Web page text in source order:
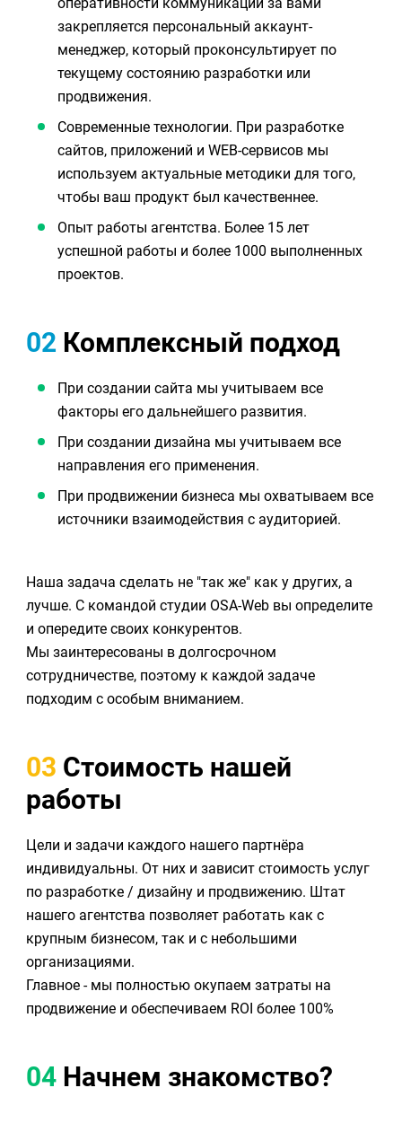
оперативности коммуникации за вами
закрепляется персональный аккаунт-
менеджер, который проконсультирует по
текущему состоянию разработки или
продвижения.
Современные технологии. При разработке
сайтов, приложений и WEB-сервисов мы
используем актуальные методики для того,
чтобы ваш продукт был качественнее.
Опыт работы агентства. Более 15 лет
успешной работы и более 1000 выполненных
проектов.
02 Комплексный подход
При создании сайта мы учитываем все
факторы его дальнейшего развития.
При создании дизайна мы учитываем все
направления его применения.
При продвижении бизнеса мы охватываем все
источники взаимодействия с аудиторией.
Наша задача сделать не "так же" как у других, а
лучше. С командой студии OSA-Web вы определите
и опередите своих конкурентов.
Мы заинтересованы в долгосрочном
сотрудничестве, поэтому к каждой задаче
подходим с особым вниманием.
03 Стоимость нашей
работы
Цели и задачи каждого нашего партнёра
индивидуальны. От них и зависит стоимость услуг
по разработке / дизайну и продвижению. Штат
нашего агентства позволяет работать как с
крупным бизнесом, так и с небольшими
организациями.
Главное - мы полностью окупаем затраты на
продвижение и обеспечиваем ROI более 100%
04 Начнем знакомство?